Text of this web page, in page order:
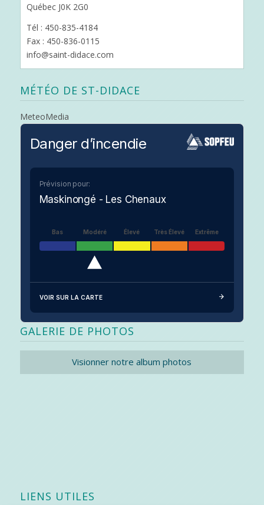
Québec J0K 2G0
Tél : 450-835-4184
Fax : 450-836-0115
info@saint-didace.com
MÉTÉO DE ST-DIDACE
MeteoMedia
Danger d’incendie
Prévision pour:
Maskinongé - Les Chenaux
Bas Modéré Élevé Très Élevé Extrême
VOIR SUR LA CARTE
GALERIE DE PHOTOS
Visionner notre album photos
LIENS UTILES